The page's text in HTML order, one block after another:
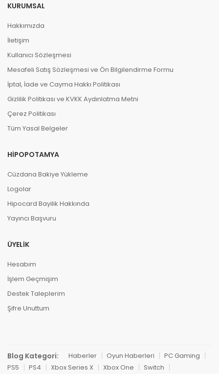
KURUMSAL
Hakkımızda
İletişim
Kullanıcı Sözleşmesi
Mesafeli Satış Sözleşmesi ve Ön Bilgilendirme Formu
İptal, İade ve Cayma Hakkı Politikası
Gizlilik Politikası ve KVKK Aydınlatma Metni
Çerez Politikası
Tüm Yasal Belgeler
HIPOPOTAMYA
Cüzdana Bakiye Yükleme
Logolar
Hipocard Bayilik Hakkında
Yayıncı Başvuru
ÜYELIK
Hesabım
İşlem Geçmişim
Destek Taleplerim
Şifre Unuttum
Blog Kategori: Haberler Oyun Haberleri
PC Gaming
PS5
PS4 Xbox Series X Xbox One Switch